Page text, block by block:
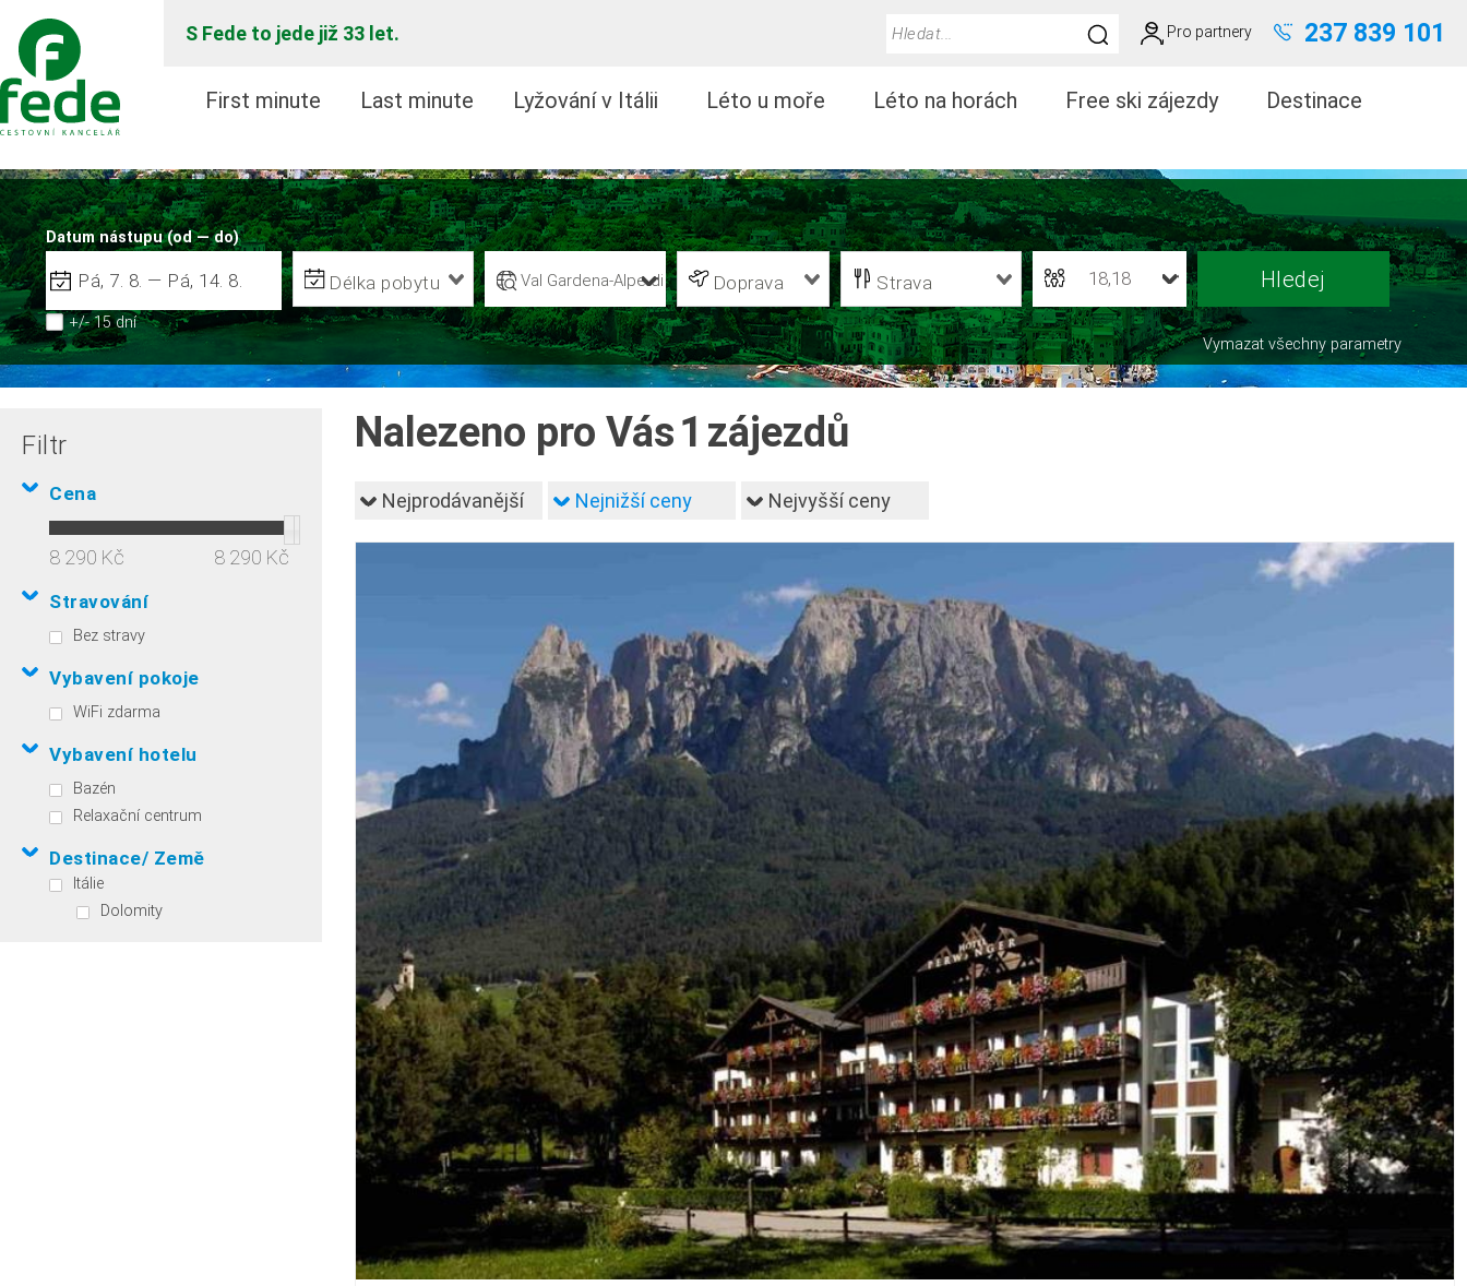
S Fede to jede již 33 let. Pro partnery 237 839 101
First minute Last minute Lyžování v Itálii Léto u moře Léto na horách Free ski zájezdy Destinace
Datum nástupu (od — do)
+/- 15 dní
Délka pobytu Val Gardena-Alpe di Siusi Doprava Strava 18,18
Vymazat všechny parametry
Filtr
Cena
8 290 Kč 8 290 Kč
Stravování
Bez stravy
Vybavení pokoje
WiFi zdarma
Vybavení hotelu
Bazén
Relaxační centrum
Destinace/ Země
Itálie
Dolomity
Nalezeno pro Vás1 zájezdů
Nejprodávanější Nejnižší ceny Nejvyšší ceny